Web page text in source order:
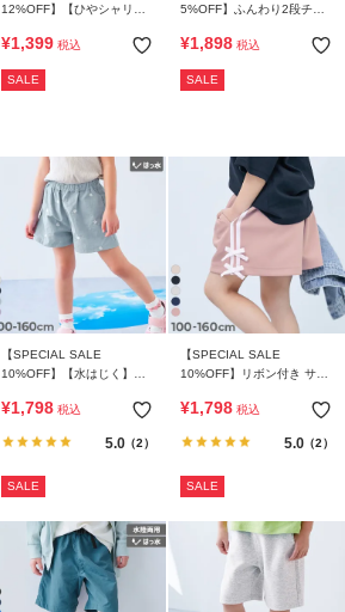
12%OFF】【ひやシャリ】
フパンツ
¥1,399 税込
SALE
5%OFF】ふんわり2段チュ
¥1,898 税込
SALE
【SPECIAL SALE
10%OFF】【水はじく】撥
ートパンツ
¥1,798 税込
5.0（2）
SALE
【SPECIAL SALE
10%OFF】リボン付き サイ
¥1,798 税込
5.0（2）
SALE